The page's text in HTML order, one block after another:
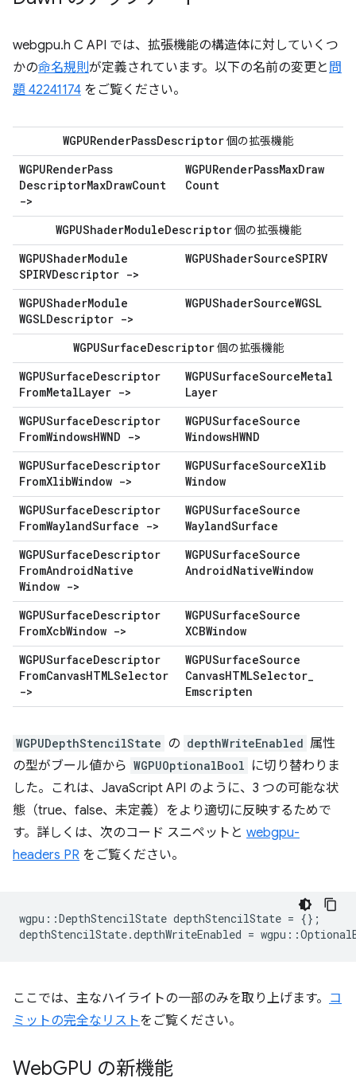
webgpu.h C API では、拡張機能の構造体に対していくつ
かの命名規則が定義されています。以下の名前の変更と 問
題 42241174 をご覧ください。
WGPURenderPassDescriptor個の拡張機能
WGPURenderPass
DescriptorMaxDrawCount
->
WGPURenderPassMaxDraw
Count
WGPUShaderModuleDescriptor個の拡張機能
WGPUShaderModule
SPIRVDescriptor ->
WGPUShaderSourceSPIRV
WGPUShaderModule
WGSLDescriptor ->
WGPUShaderSourceWGSL
WGPUSurfaceDescriptor個の拡張機能
WGPUSurfaceDescriptor
FromMetalLayer ->
WGPUSurfaceSourceMetal
Layer
WGPUSurfaceDescriptor
FromWindowsHWND ->
WGPUSurfaceSource
WindowsHWND
WGPUSurfaceDescriptor
FromXlibWindow ->
WGPUSurfaceSourceXlib
Window
WGPUSurfaceDescriptor
FromWaylandSurface ->
WGPUSurfaceSource
WaylandSurface
WGPUSurfaceDescriptor
FromAndroidNative
Window ->
WGPUSurfaceSource
AndroidNativeWindow
WGPUSurfaceDescriptor
FromXcbWindow ->
WGPUSurfaceSource
XCBWindow
WGPUSurfaceDescriptor
FromCanvasHTMLSelector
->
WGPUSurfaceSource
CanvasHTMLSelector_
Emscripten
WGPUDepthStencilState の depthWriteEnabled 属性
の型がブール値から WGPUOptionalBool に切り替わりま
した。これは、JavaScript API のように、3 つの可能な状
態（true、false、未定義）をより適切に反映するためで
す。詳しくは、次のコード スニペットと webgpu-
headers PR をご覧ください。
wgpu ::DepthStencilState depthStencilState = {};
depthStencilState.depthWriteEnabled = wgpu ::
ここでは、主なハイライトの一部のみを取り上げます。 コ
ミットの完全なリストをご覧ください。
WebGPU の新機能